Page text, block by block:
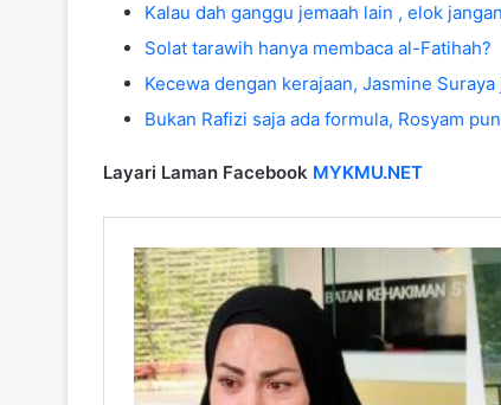
Kalau dah ganggu jemaah lain , elok
Solat tarawih hanya membaca al-Fatihah?
Kecewa dengan kerajaan, Jasmine
Bukan Rafizi saja ada formula, Rosyam
Layari Laman Facebook MYKMU.NET